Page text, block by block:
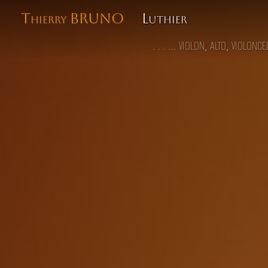
Thierry BRUNO Luthier
. . . ... violon, alto,